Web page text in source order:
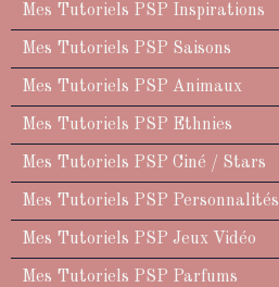
Mes Tutoriels PSP Inspirations
Mes Tutoriels PSP Saisons
Mes Tutoriels PSP Animaux
Mes Tutoriels PSP Ethnies
Mes Tutoriels PSP Ciné / Stars
Mes Tutoriels PSP Personnalités
Mes Tutoriels PSP Jeux Vidéo
Mes Tutoriels PSP Parfums